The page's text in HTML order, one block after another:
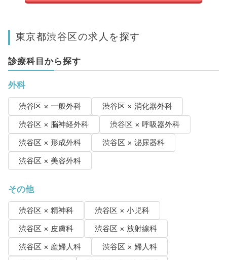
東京都渋谷区の求人を探す
診療科目から探す
外科
渋谷区 × 一般外科
渋谷区 × 消化器外科
渋谷区 × 脳神経外科
渋谷区 × 呼吸器外科
渋谷区 × 形成外科
渋谷区 × 泌尿器科
渋谷区 × 美容外科
その他
渋谷区 × 精神科
渋谷区 × 小児科
渋谷区 × 皮膚科
渋谷区 × 放射線科
渋谷区 × 産婦人科
渋谷区 × 婦人科